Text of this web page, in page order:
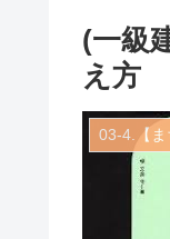
(一級
え方